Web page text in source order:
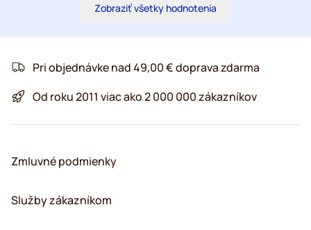
Zobraziť všetky hodnotenia
Pri objednávke nad 49,00 € doprava zdarma
Od roku 2011 viac ako 2 000 000 zákazníkov
Zmluvné podmienky
Služby zákazníkom